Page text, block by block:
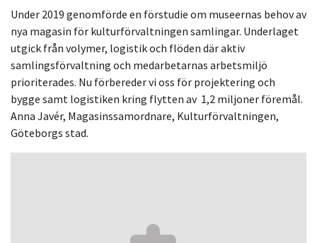
Under 2019 genomförde en förstudie om museernas behov av
nya magasin för kulturförvaltningen samlingar. Underlaget
utgick från volymer, logistik och flöden där aktiv
samlingsförvaltning och medarbetarnas arbetsmiljö
prioriterades. Nu förbereder vi oss för projektering och
bygge samt logistiken kring flytten av 1,2 miljoner föremål.
Anna Javér, Magasinssamordnare, Kulturförvaltningen,
Göteborgs stad.